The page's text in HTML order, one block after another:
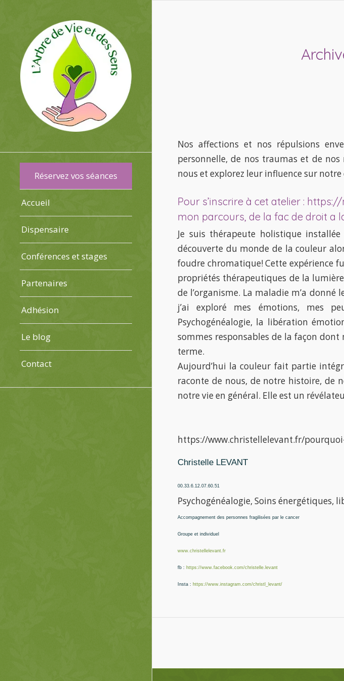
Réservez vos séances
Accueil
Dispensaire
Conférences et stages
Partenaires
Adhésion
Le blog
Contact
Nos affections et nos répulsions
personnelle, de nos traumas et de
nous et explorez leur influence sur
Pour s’inscrire à cet atelier : https://
mon parcours, de la fac de droit a
Je suis thérapeute holistique
découverte du monde de la couleur
foudre chromatique! Cette expérience
propriétés thérapeutiques de la
de l’organisme. La maladie m’a
j’ai exploré mes émotions, mes
Psychogénéalogie, la libération
sommes responsables de la façon
terme.
Aujourd’hui la couleur fait partie
raconte de nous, de notre histoire, de
notre vie en général. Elle est un
https://www.christellelevant.fr/
Christelle LEVANT
00.33.6.12.07.60.51
Psychogénéalogie, Soins énergétiques,
Accompagnement des personnes fragilisées par le cancer
Groupe et individuel
www.christellelevant.fr
fb : https://www.facebook.com/christelle.levant
Insta : https://www.instagram.com/christl_levant/